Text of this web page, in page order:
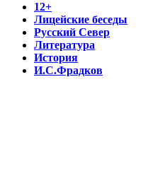
12+
Лицейские беседы
Русский Север
Литература
История
И.С.Фрадков